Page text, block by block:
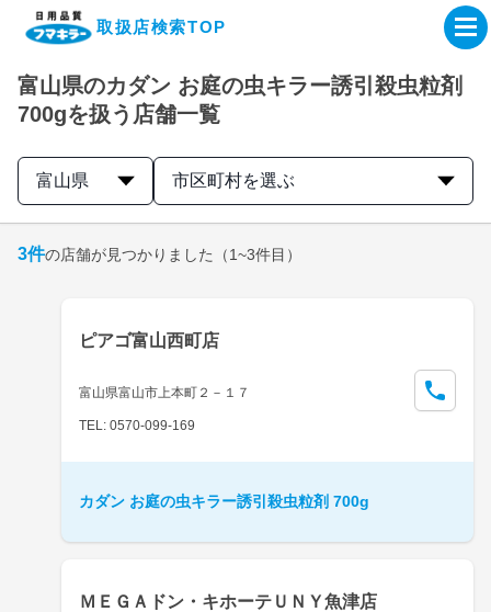
取扱店検索TOP
企業・IR情報サイト
製品情報サイト
取扱店検索はこちら
富山県のカダン お庭の虫キラー誘引殺虫粒剤
700gを扱う店舗一覧
富山県 市区町村を選ぶ
3件の店舗が見つかりました （1~3件目）
ピアゴ富山西町店
富山県富山市上本町２－１７
TEL: 0570-099-169
カダン お庭の虫キラー誘引殺虫粒剤 700g
ＭＥＧＡドン・キホーテＵＮＹ魚津店